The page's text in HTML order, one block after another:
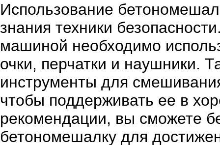
Использование
знания техники
машиной необходимо
очки, перчатки и наушники.
инструменты для
чтобы поддерживать ее в
рекомендации, вы сможете
бетономешалку для